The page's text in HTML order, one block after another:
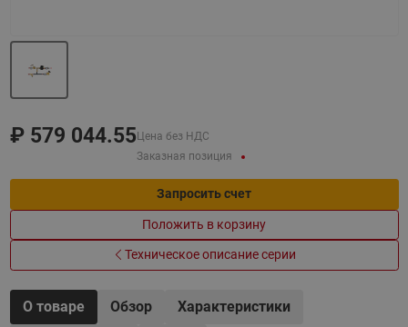
₽ 579 044.55 Цена без НДС
Заказная позиция
Запросить счет
Положить в корзину
Техническое описание серии
О товаре Обзор
Характеристики